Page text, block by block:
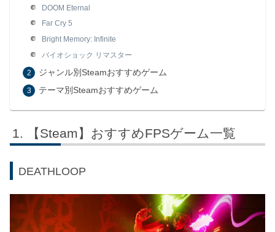
DOOM Eternal
Far Cry 5
Bright Memory: Infinite
バイオショック リマスター
ジャンル別Steamおすすめゲーム
テーマ別Steamおすすめゲーム
【Steam】おすすめFPSゲーム一覧
DEATHLOOP